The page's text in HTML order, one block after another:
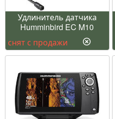
Удлинитель датчика
Humminbird EC M10
снят с продажи